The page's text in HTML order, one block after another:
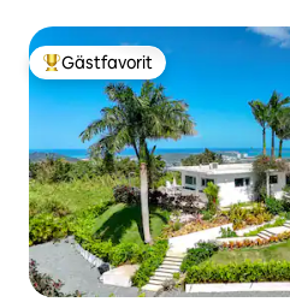
Populär gästfavorit
Gästfavorit